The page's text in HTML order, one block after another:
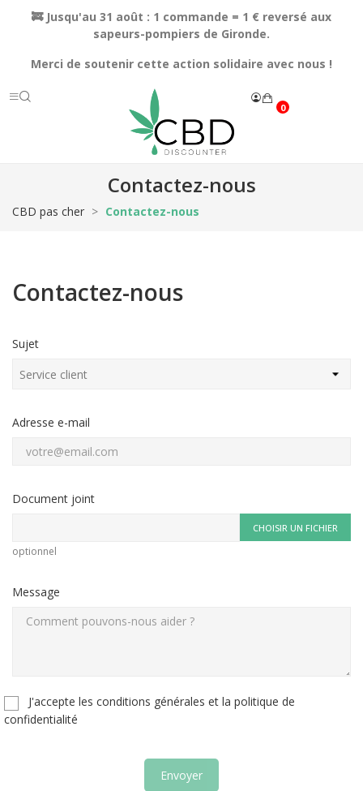
🚒 Jusqu'au 31 août : 1 commande = 1 € reversé aux
sapeurs-pompiers de Gironde.
Merci de soutenir cette action solidaire avec nous !
0
Contactez-nous
CBD pas cher Contactez-nous
Contactez-nous
Sujet
Adresse e-mail
Document joint
CHOISIR UN FICHIER
optionnel
Message
J'accepte les conditions générales et la politique de
confidentialité